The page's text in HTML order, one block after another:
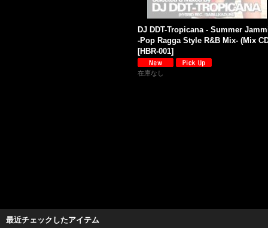
DJ DDT-Tropicana - Summer
-Pop Ragga Style R&B Mix- (Mix
[HBR-001]
在庫なし
最近チェックしたアイテム